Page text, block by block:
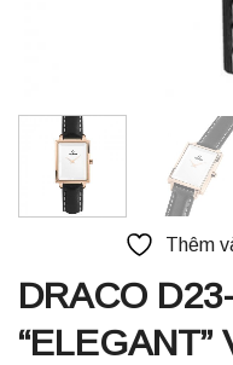
Thêm
DRACO